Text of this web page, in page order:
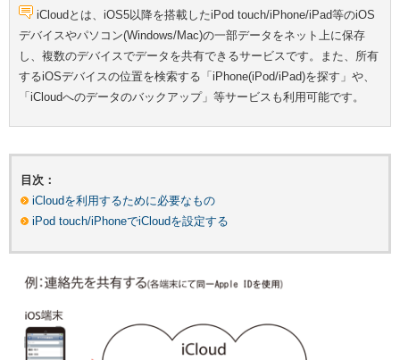
iCloudとは、iOS5以降を搭載したiPod touch/iPhone/iPad等のiOS
デバイスやパソコン(Windows/Mac)の一部データをネット上に保存
し、複数のデバイスでデータを共有できるサービスです。また、所有
するiOSデバイスの位置を検索する「iPhone(iPod/iPad)を探す」や、
「iCloudへのデータのバックアップ」等サービスも利用可能です。
目次：
iCloudを利用するために必要なもの
iPod touch/iPhoneでiCloudを設定する